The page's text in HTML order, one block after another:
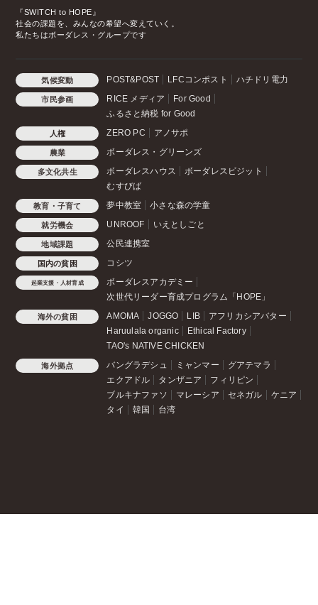
『SWITCH to HOPE』
社会の課題を、みんなの希望へ変えていく。
私たちはボーダレス・グループです
気候変動 POST&POST LFCコンポスト ハチドリ電力
市民参画 RICE メディア
For Good
ふるさと納税 for Good
人権 ZERO PC アノサポ
農業 ボーダレス・グリーンズ
多文化共生 ボーダレスハウス
ボーダレスビジット
むすびば
教育・子育て 夢中教室 小さな森の学童
就労機会 UNROOF いえとしごと
地域課題 公民連携室
国内の貧困 コシツ
起業支援・人材育成
ボーダレスアカデミー
次世代リーダー育成プログラム「HOPE」
海外の貧困 AMOMA JOGGO LIB
アフリカシアバター
Haruulala organic
Ethical Factory
TAO's NATIVE CHICKEN
海外拠点 バングラデシュ ミャンマー
グアテマラ
エクアドル
タンザニア
フィリピン
ブルキナファソ
マレーシア セネガル
ケニア
タイ
韓国 台湾